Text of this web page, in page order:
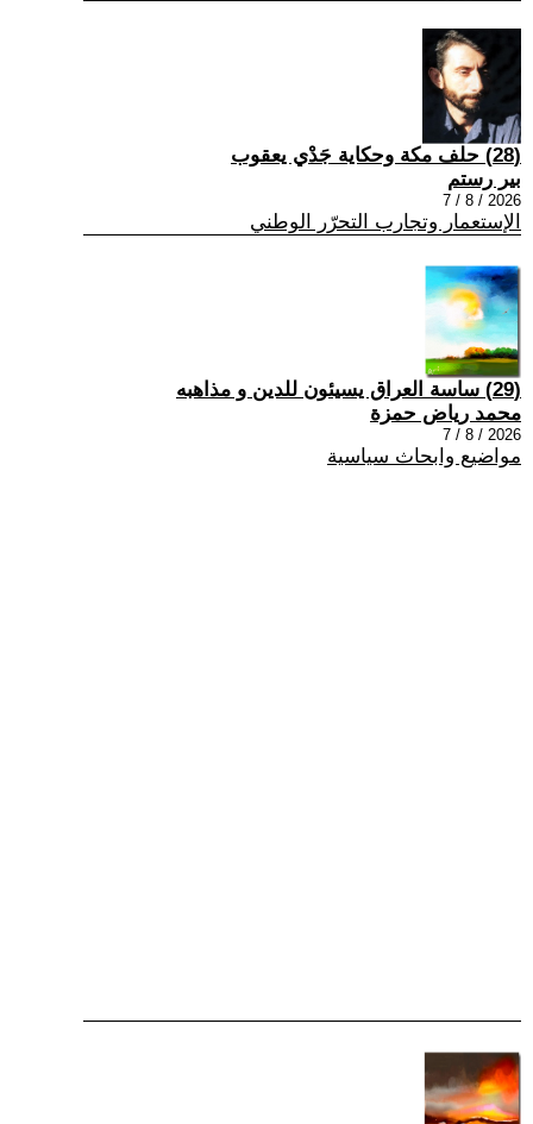
(28) حلف مكة وحكاية جَدْي يعقوب
بير رستم
2026 / 8 / 7
الإستعمار وتجارب التحرّر الوطني
(29) ساسة العراق يسيئون للدين و مذاهبه
محمد رياض حمزة
2026 / 8 / 7
مواضيع وابحاث سياسية